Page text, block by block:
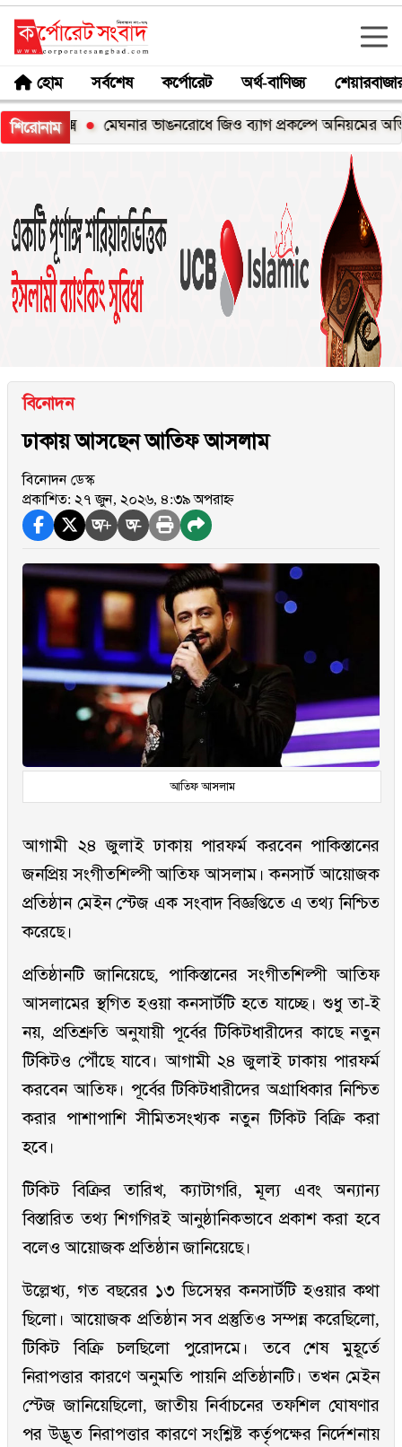
হোম সর্বশেষ কর্পোরেট অর্থ-বাণিজ্য
শিরোনামমেঘনার ভাঙনরোধে জিও ব্যাগ প্রকল্পে অনিয়মের অভিযোগ,
বিনোদন
ঢাকায় আসছেন আতিফ আসলাম
বিনোদন ডেস্ক
প্রকাশিত: ২৭ জুন, ২০২৬, ৪:৩৯ অপরাহ্ন
অ+ অ-
আতিফ আসলাম
আগামী ২৪ জুলাই ঢাকায় পারফর্ম করবেন পাকিস্তানের
জনপ্রিয় সংগীতশিল্পী আতিফ আসলাম। কনসার্ট আয়োজক
প্রতিষ্ঠান মেইন স্টেজ এক সংবাদ বিজ্ঞপ্তিতে এ তথ্য নিশ্চিত
করেছে।
প্রতিষ্ঠানটি জানিয়েছে, পাকিস্তানের সংগীতশিল্পী আতিফ
আসলামের স্থগিত হওয়া কনসার্টটি হতে যাচ্ছে। শুধু তা-ই
নয়, প্রতিশ্রুতি অনুযায়ী পূর্বের টিকিটধারীদের কাছে নতুন
টিকিটও পৌঁছে যাবে। আগামী ২৪ জুলাই ঢাকায় পারফর্ম
করবেন আতিফ। পূর্বের টিকিটধারীদের অগ্রাধিকার নিশ্চিত
করার পাশাপাশি সীমিতসংখ্যক নতুন টিকিট বিক্রি করা
হবে।
টিকিট বিক্রির তারিখ, ক্যাটাগরি, মূল্য এবং অন্যান্য
বিস্তারিত তথ্য শিগগিরই আনুষ্ঠানিকভাবে প্রকাশ করা হবে
বলেও আয়োজক প্রতিষ্ঠান জানিয়েছে।
উল্লেখ্য, গত বছরের ১৩ ডিসেম্বর কনসার্টটি হওয়ার কথা
ছিলো। আয়োজক প্রতিষ্ঠান সব প্রস্তুতিও সম্পন্ন করেছিলো,
টিকিট বিক্রি চলছিলো পুরোদমে। তবে শেষ মুহূর্তে
নিরাপত্তার কারণে অনুমতি পায়নি প্রতিষ্ঠানটি। তখন মেইন
স্টেজ জানিয়েছিলো, জাতীয় নির্বাচনের তফশিল ঘোষণার
পর উদ্ভূত নিরাপত্তার কারণে সংশ্লিষ্ট কর্তৃপক্ষের নির্দেশনায়